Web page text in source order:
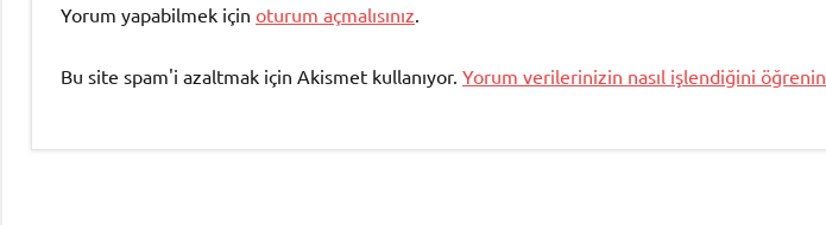
Yorum yapabilmek için oturum açmalısınız
Bu site spam'i azaltmak için Akismet kullanıyor. Yorum verilerinizin nasıl işlendiğini öğrenin.